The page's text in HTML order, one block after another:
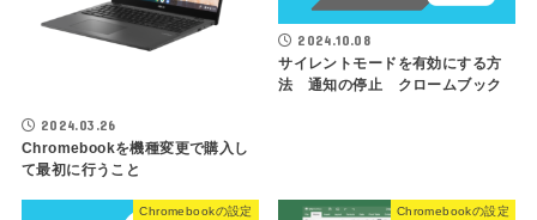
2024.03.26
Chromebookを機種変更で購入し
て最初に行うこと
2024.10.08
サイレントモードを有効にする方
法 通知の停止 クロームブック
Chromebookの設定 Chromebookの設定